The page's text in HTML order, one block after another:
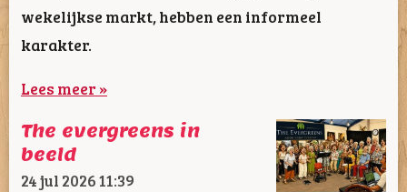
wekelijkse markt, hebben een informeel
karakter.
Lees meer »
The evergreens in
beeld
24 jul 202611:39